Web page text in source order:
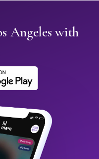
Angeles with